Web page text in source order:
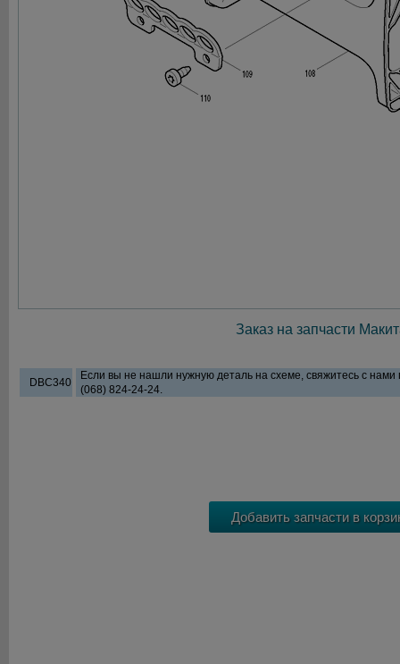
Заказ на запчасти
DBC340
Если вы не нашли нужную деталь на схеме, свяжитесь с
(068) 824-24-24.